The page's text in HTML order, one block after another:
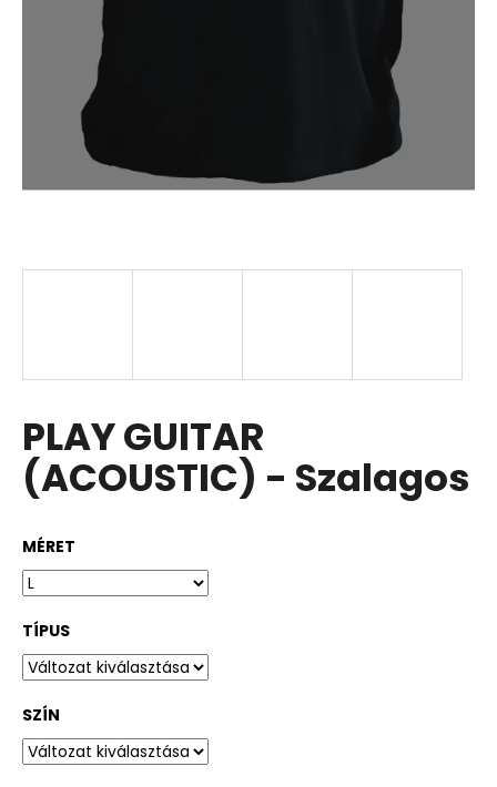
PLAY GUITAR
(ACOUSTIC) - Szalagos
MÉRET
TÍPUS
SZÍN